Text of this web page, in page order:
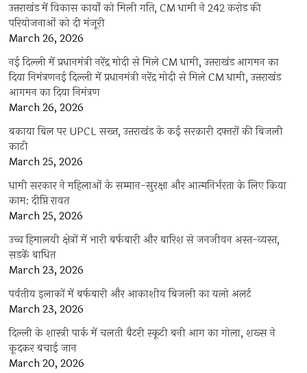
उत्तराखंड में विकास कार्यों को मिली गति, CM धामी ने 242 करोड़ की
परियोजनाओं को दी मंजूरी
March 26, 2026
नई दिल्ली में प्रधानमंत्री नरेंद्र मोदी से मिले CM धामी, उत्तराखंड आगमन का
दिया निमंत्रणनई दिल्ली में प्रधानमंत्री नरेंद्र मोदी से मिले CM धामी, उत्तराखंड
आगमन का दिया निमंत्रण
March 26, 2026
बकाया बिल पर UPCL सख्त, उत्तराखंड के कई सरकारी दफ्तरों की बिजली
काटी
March 25, 2026
धामी सरकार ने महिलाओं के सम्मान-सुरक्षा और आत्मनिर्भरता के लिए किया
काम: दीप्ति रावत
March 25, 2026
उच्च हिमालयी क्षेत्रों में भारी बर्फबारी और बारिश से जनजीवन अस्त-व्यस्त,
सड़कें बाधित
March 23, 2026
पर्वतीय इलाकों में बर्फबारी और आकाशीय बिजली का यलो अलर्ट
March 23, 2026
दिल्ली के शास्त्री पार्क में चलती बैटरी स्कूटी बनी आग का गोला, शख्स ने
कूदकर बचाई जान
March 20, 2026